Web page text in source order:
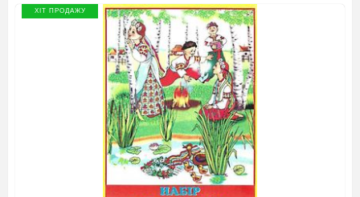
ХІТ ПРОДАЖУ